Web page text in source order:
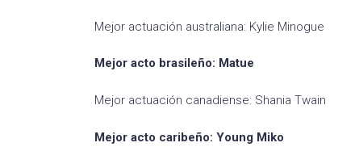
Mejor actuación australiana: Kylie Minogue
Mejor acto brasileño: Matue
Mejor actuación canadiense: Shania Twain
Mejor acto caribeño: Young Miko